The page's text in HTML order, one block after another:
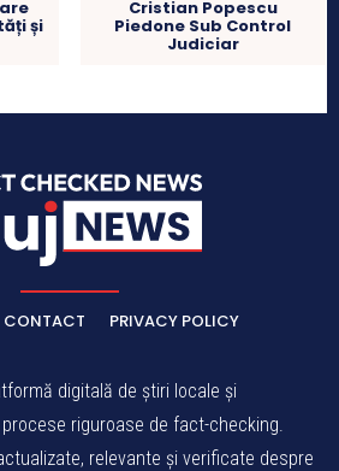
și
Cristian Popescu
Piedone Sub Control
Judiciar
CONTACT PRIVACY POLICY
digitală de știri locale și
riguroase de fact-checking.
relevante și verificate despre